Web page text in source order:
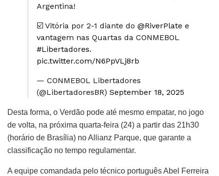
Argentina!
☑️ Vitória por 2-1 diante do @RiverPlate e
vantagem nas Quartas da CONMEBOL
#Libertadores.
pic.twitter.com/N6PpVLj8rb
— CONMEBOL Libertadores
(@LibertadoresBR) September 18, 2025
Desta forma, o Verdão pode até mesmo empatar, no jogo
de volta, na próxima quarta-feira (24) a partir das 21h30
(horário de Brasília) no Allianz Parque, que garante a
classificação no tempo regulamentar.
A equipe comandada pelo técnico português Abel Ferreira